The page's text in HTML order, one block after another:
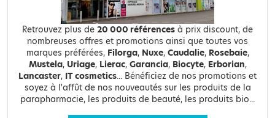
Retrouvez plus de 20 000 références à prix discount, de
nombreuses offres et promotions ainsi que toutes vos
marques préférées, Filorga, Nuxe, Caudalie, Rosebaie,
Mustela, Uriage, Lierac, Garancia, Biocyte, Erborian,
Lancaster, IT cosmetics... Bénéficiez de nos promotions et
soyez à l'affût de nos nouveautés sur les produits de la
parapharmacie, les produits de beauté, les produits bio...